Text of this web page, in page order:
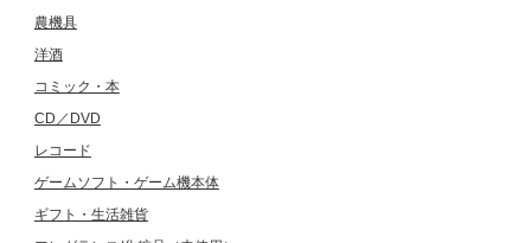
農機具
洋酒
コミック・本
CD／DVD
レコード
ゲームソフト・ゲーム機本体
ギフト・生活雑貨